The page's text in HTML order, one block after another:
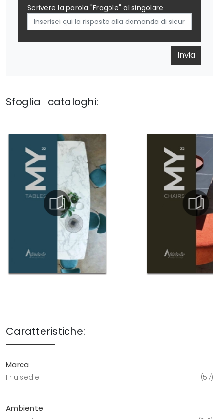
Scrivere la parola "Fragole" al singolare
Invia
Sfoglia i cataloghi:
Caratteristiche:
Marca
Friulsedie 57
Ambiente